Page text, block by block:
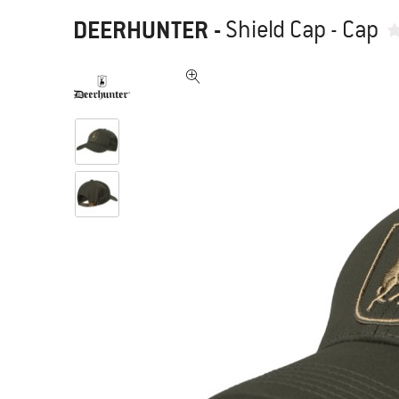
DEERHUNTER -Shield Cap - Cap